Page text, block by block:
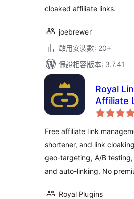
cloaked affiliate links.
joebrewer
啟用安裝數: 20+
保證相容版本: 3.7.41
Royal
Affiliate
Tracker
Free affiliate link
shortener, and link
geo-targeting, A/B testing,
and auto-linking. No
Royal Plugins